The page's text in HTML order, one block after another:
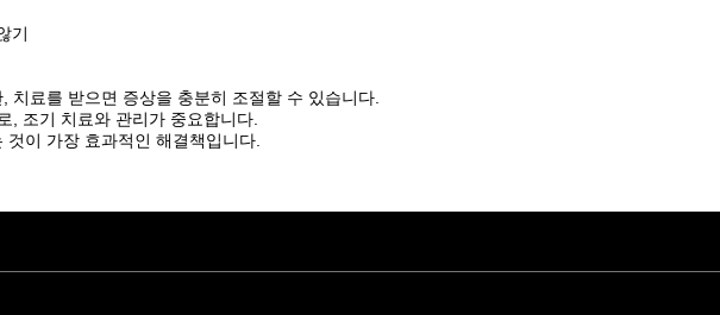
기
치료를 받으면 증상을 충분히 조절할 수 있습니다.
, 조기 치료와 관리가 중요합니다.
이 가장 효과적인 해결책입니다.